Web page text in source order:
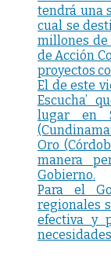
tendrá una
cual se
millones de
de Acción
proyectos
El de este
Escucha’
lugar en
Oro
manera
Gobierno.
Para el
regionales
efectiva y